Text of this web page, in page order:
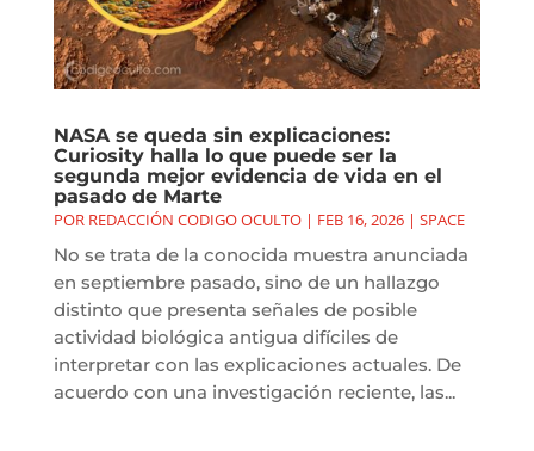
NASA se queda sin explicaciones:
Curiosity halla lo que puede ser la
segunda mejor evidencia de vida en el
pasado de Marte
POR REDACCIÓN CODIGO OCULTO| FEB 16, 2026| SPACE
No se trata de la conocida muestra anunciada
en septiembre pasado, sino de un hallazgo
distinto que presenta señales de posible
actividad biológica antigua difíciles de
interpretar con las explicaciones actuales. De
acuerdo con una investigación reciente, las...